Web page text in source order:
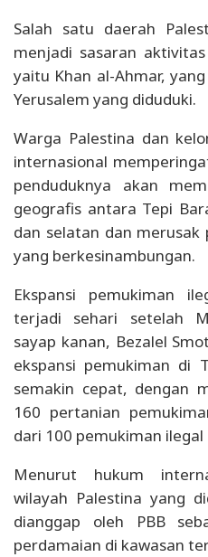
Salah satu daerah
menjadi sasaran
yaitu Khan al-Ahmar,
Yerusalem yang diduduki.
Warga Palestina dan
internasional
penduduknya akan
geografis antara Tepi
dan selatan dan merusak
yang berkesinambungan.
Ekspansi pemukiman
terjadi sehari setelah
sayap kanan, Bezalel
ekspansi pemukiman di
semakin cepat, dengan
160 pertanian
dari 100 pemukiman
Menurut hukum
wilayah Palestina yang
dianggap oleh PBB
perdamaian di kawasan